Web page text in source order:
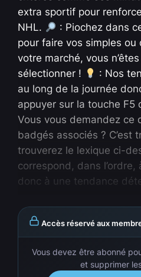
extra sportif pour
NHL.
: Piochez dans
pour faire vos simples ou
votre marché, vous
sélectionner !
: Nos
au long de la journée
appuyer sur la touche F5
Vous vous demandez ce
badgés associés ? C’est
trouverez le lexique ci-
correspond, dans
donc à une tendance
Accès réservé aux
Vous devez être abonné
et supprimer